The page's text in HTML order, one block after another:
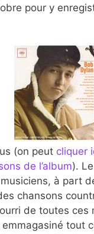
pour y
(on peut cliquer
de l’album).
à part
chansons
de toutes ces
tout